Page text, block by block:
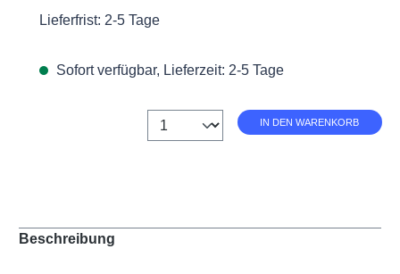
Lieferfrist: 2-5 Tage
Sofort verfügbar, Lieferzeit: 2-5 Tage
Anzahl IN DEN WARENKORB
Beschreibung